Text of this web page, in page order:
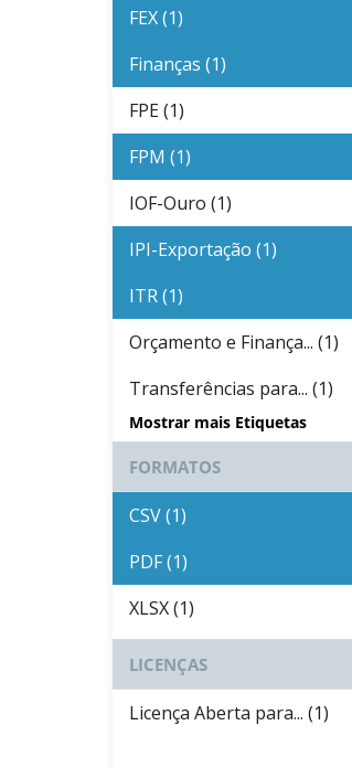
FEX (1)
Finanças (1)
FPE (1)
FPM (1)
IOF-Ouro (1)
IPI-Exportação (1)
ITR (1)
Orçamento e Finança... (1)
Transferências para... (1)
Mostrar mais Etiquetas
FORMATOS
CSV (1)
PDF (1)
XLSX (1)
LICENÇAS
Licença Aberta para... (1)